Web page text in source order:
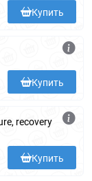
Купить
Купить
recovery
Купить